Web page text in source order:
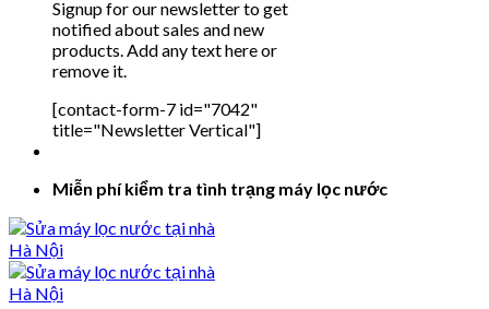
Signup for our newsletter to get
notified about sales and new
products. Add any text here or
remove it.
[contact-form-7 id="7042"
title="Newsletter Vertical"]
Miễn phí kiểm tra tình trạng máy lọc nước